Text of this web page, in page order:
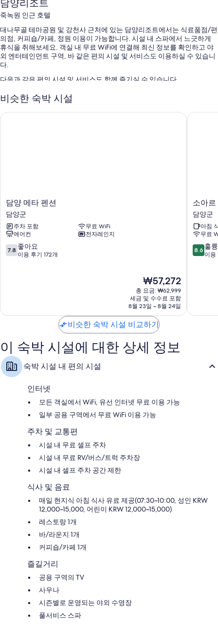
담양리조트
죽녹원 인근 호텔
대나무골 테마공원 및 강천사 근처에 있는 담양리조트에서는 식료품점/편
의점, 커피숍/카페, 정원 이용이 가능합니다. 시설 내 스파에서 느긋하게
휴식을 취해보세요. 객실 내 무료 WiFi에 연결해 최신 정보를 확인하고 야
외 엔터테인먼트 구역, 바 같은 편의 시설 및 서비스도 이용하실 수 있습니
다.
다음과 같은 편의 시설 및 서비스도 함께 즐기실 수 있습니다.
시즌별 운영 야외 수영장
무료 티백/인스턴트 커피 및 전기 주전자
비데, 샤워기/욕조 결합 및 무료 세면용품
LED TV - 케이블 TV 채널 이용 가능
난방, 하우스키핑 서비스(매일) 및 전기 어댑터/충전기
비슷한 숙박 시설
담
양
메
타
펜
션
담
담양 메타 펜션
담양군
주차 포함
무료 WiFi
에어컨
전자레인지
10
점
아
용
후
기
172
개
7.8 좋아요
이용 후기 172개
현
재
요
금
₩57,272
₩57,272
총 요금: ₩62,999
세금 및 수수료 포함
8월 23일 ~ 8월 24일
담양 메타 펜션
소
아
르
호
텔
담
양
소아르
담양군
아침
무료
10
점
륭
8.6 훌
이용
소아르
비슷한 숙박 시설 비교하기
이 숙박 시설에 대한 상세 정보
숙박 시설 내 편의 시설
인터넷
모든 객실에서 WiFi, 유선 인터넷 무료 이용 가능
일부 공용 구역에서 무료 WiFi 이용 가능
주차 및 교통편
시설 내 무료 셀프 주차
시설 내 무료 RV/버스/트럭 주차장
시설 내 셀프 주차 공간 제한
식사 및 음료
매일 현지식 아침 식사 유료 제공(07:30~10:00, 성인 KRW
12,000~15,000, 어린이 KRW 12,000~15,000)
레스토랑 1개
바/라운지 1개
커피숍/카페 1개
즐길거리
공용 구역의 TV
사우나
시즌별로 운영되는 야외 수영장
풀서비스 스파